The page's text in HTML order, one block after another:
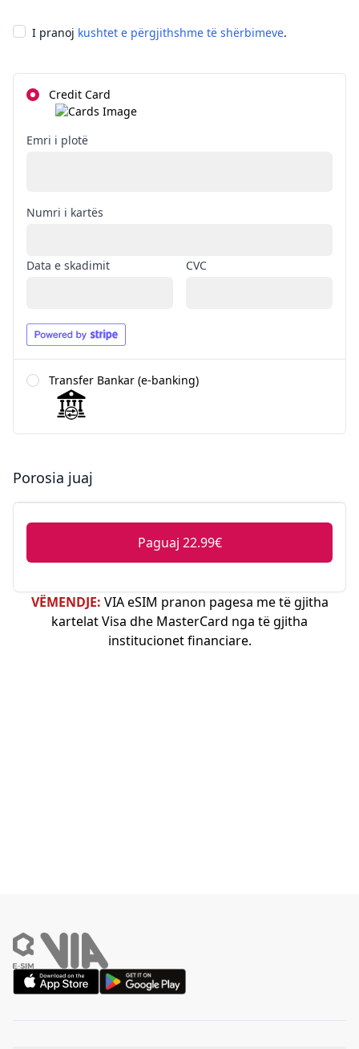
I pranoj kushtet e përgjithshme të shërbimeve.
Credit Card
Emri i plotë
Numri i kartës
Data e skadimit CVC
Transfer Bankar (e-banking)
Porosia juaj
Paguaj 22.99€
VËMENDJE: VIA eSIM pranon pagesa me të gjitha
kartelat Visa dhe MasterCard nga të gjitha
institucionet financiare.